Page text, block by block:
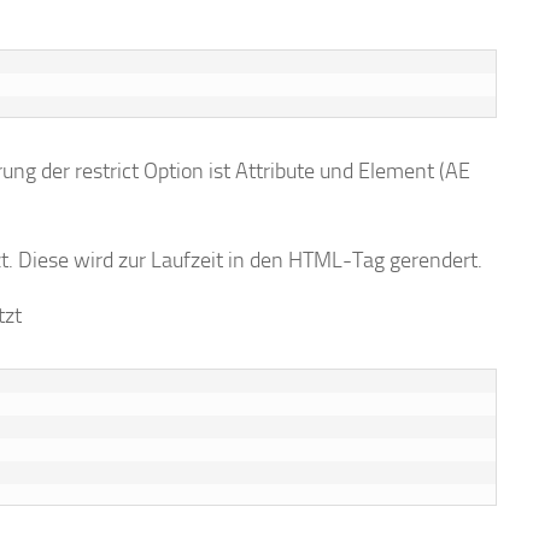
der restrict Option ist Attribute und Element (AE
Diese wird zur Laufzeit in den HTML-Tag gerendert.